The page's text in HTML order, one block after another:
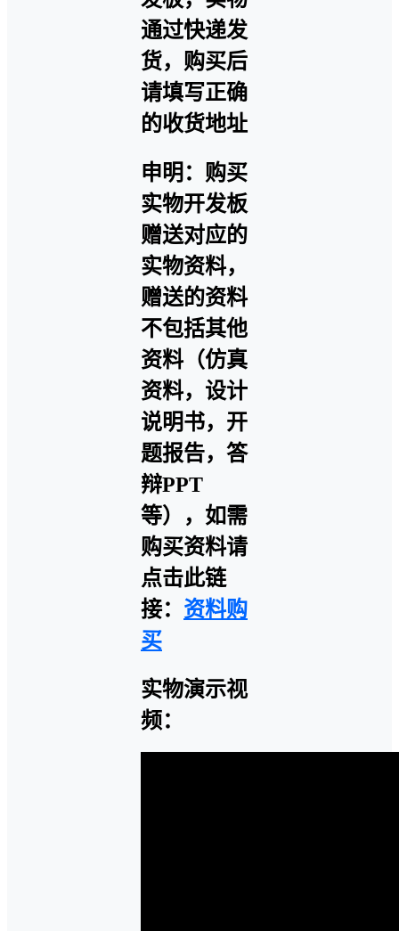
通过快递发
货，购买后
请填写正确
的收货地址
申明：购买
实物开发板
赠送对应的
实物资料，
赠送的资料
不包括其他
资料（仿真
资料，设计
说明书，开
题报告，答
辩PPT
等），如需
购买资料请
点击此链
接： 资料购
买
实物演示视
频：